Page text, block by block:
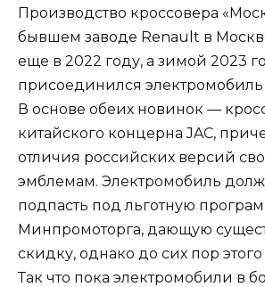
Производство кроссовера
бывшем заводе Renault в
еще в 2022 году, а зимой 2023
присоединился электромобиль
В основе обеих новинок —
китайского концерна JAC,
отличия российских версий
эмблемам. Электромобиль
подпасть под льготную
Минпромоторга, дающую
скидку, однако до сих пор
Так что пока электромобили в